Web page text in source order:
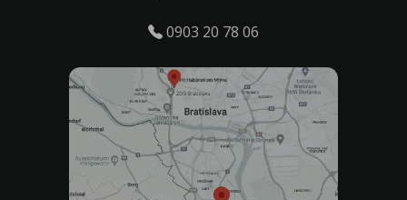
0903 20 78 06